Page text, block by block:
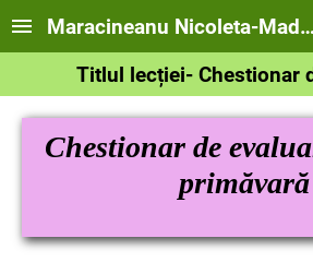
Maracineanu Nicoleta-
Titlul lecției- Chestionar
Chestionar de
primăvară